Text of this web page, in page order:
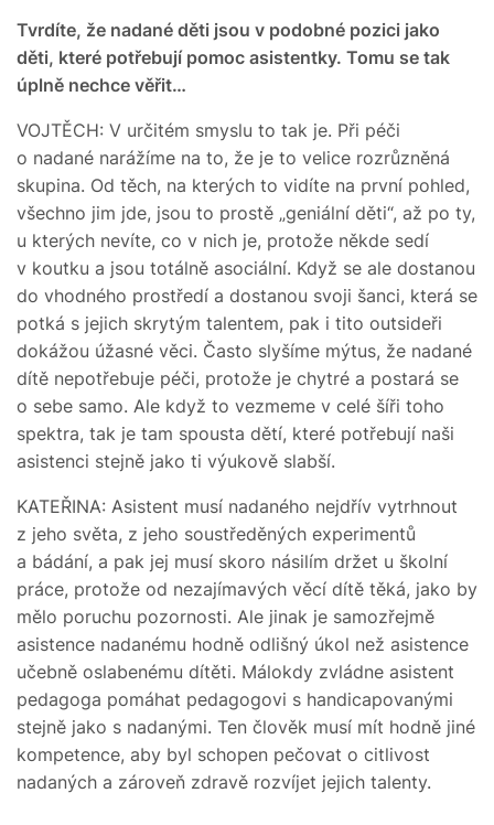
Tvrdíte, že nadané děti jsou v podobné pozici jako
děti, které potřebují pomoc asistentky. Tomu se tak
úplně nechce věřit…
VOJTĚCH: V určitém smyslu to tak je. Při péči
o nadané narážíme na to, že je to velice rozrůzněná
skupina. Od těch, na kterých to vidíte na první pohled,
všechno jim jde, jsou to prostě „geniální děti“, až po ty,
u kterých nevíte, co v nich je, protože někde sedí
v koutku a jsou totálně asociální. Když se ale dostanou
do vhodného prostředí a dostanou svoji šanci, která se
potká s jejich skrytým talentem, pak i tito outsideři
dokážou úžasné věci. Často slyšíme mýtus, že nadané
dítě nepotřebuje péči, protože je chytré a postará se
o sebe samo. Ale když to vezmeme v celé šíři toho
spektra, tak je tam spousta dětí, které potřebují naši
asistenci stejně jako ti výukově slabší.
KATEŘINA: Asistent musí nadaného nejdřív vytrhnout
z jeho světa, z jeho soustředěných experimentů
a bádání, a pak jej musí skoro násilím držet u školní
práce, protože od nezajímavých věcí dítě těká, jako by
mělo poruchu pozornosti. Ale jinak je samozřejmě
asistence nadanému hodně odlišný úkol než asistence
učebně oslabenému dítěti. Málokdy zvládne asistent
pedagoga pomáhat pedagogovi s handicapovanými
stejně jako s nadanými. Ten člověk musí mít hodně jiné
kompetence, aby byl schopen pečovat o citlivost
nadaných a zároveň zdravě rozvíjet jejich talenty.